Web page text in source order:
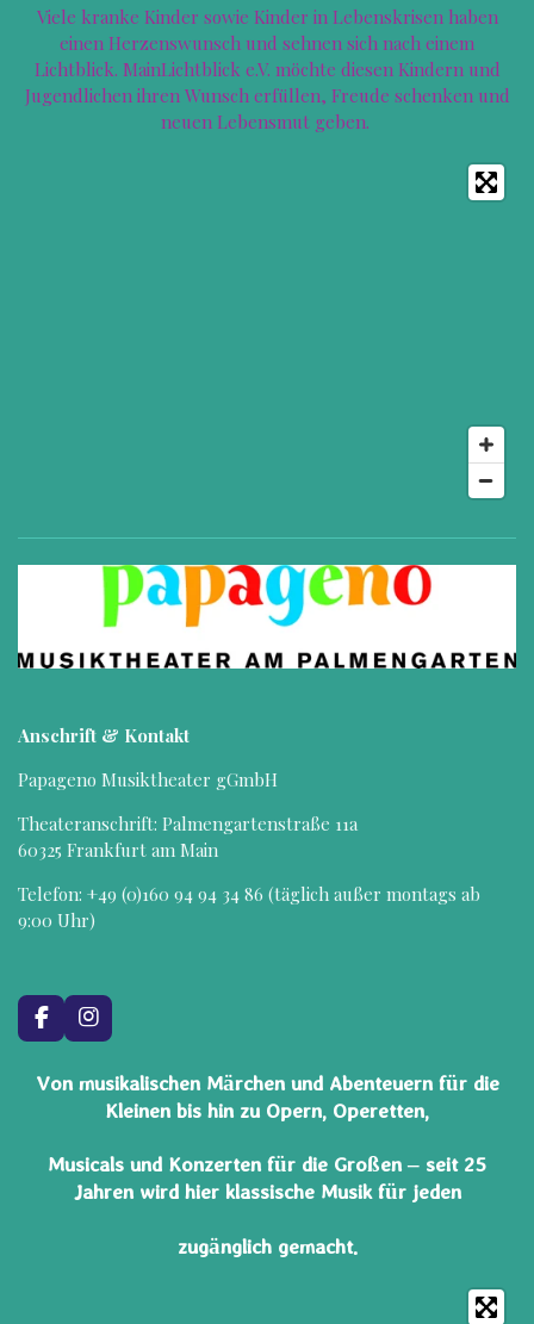
o
k
b
e
Viele kranke Kinder sowie Kinder in Lebenskrisen haben
einen Herzenswunsch und sehnen sich nach einem
Lichtblick. MainLichtblick e.V. möchte diesen Kindern und
Jugendlichen ihren Wunsch erfüllen, Freude schenken und
neuen Lebensmut geben.
Anschrift & Kontakt
Papageno Musiktheater gGmbH
Theateranschrift: Palmengartenstraße 11a
60325 Frankfurt am Main
Telefon: +49 (0)160 94 94 34 86 (täglich außer montags ab
9:00 Uhr)
F
a
e
o
k
I
n
t
r
a
m
Von musikalischen Märchen und Abenteuern für die
Kleinen bis hin zu Opern, Operetten,
Musicals und Konzerten für die Großen – seit 25
Jahren wird hier klassische Musik für jeden
zugänglich gemacht.